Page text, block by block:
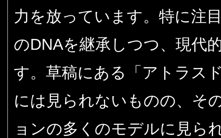
力を放っています。特に注
のDNAを継承しつつ、現代
す。草稿にある「アトラス
には見られないものの、そ
ョンの多くのモデルに見ら